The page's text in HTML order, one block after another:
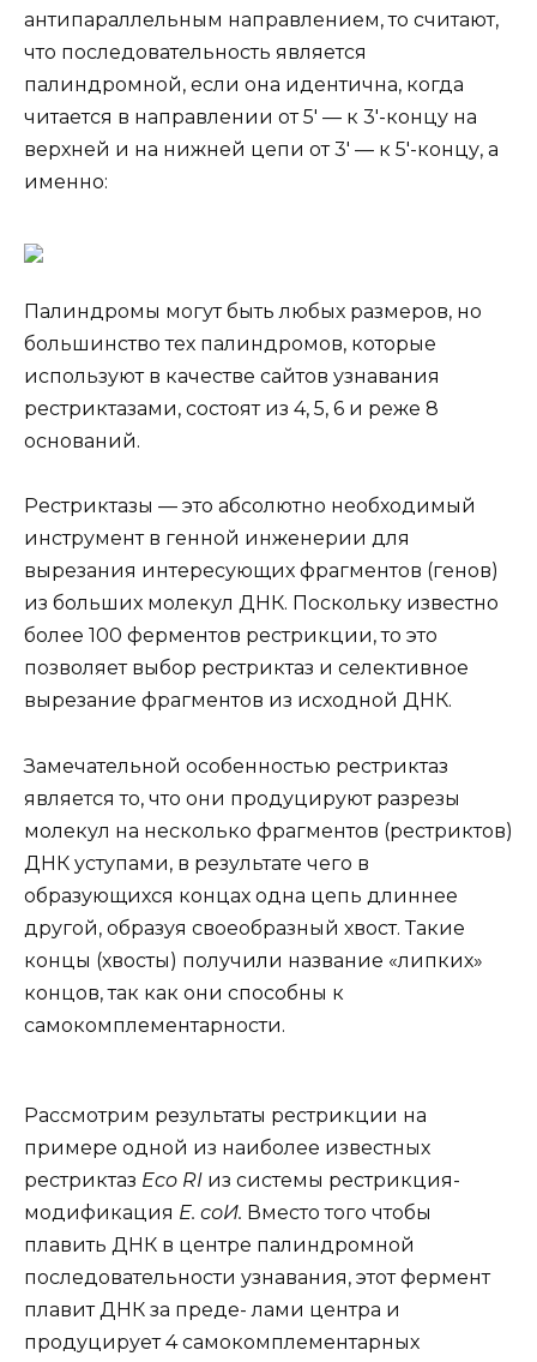
антипараллельным направлением, то считают,
что последовательность является
палиндромной, если она идентична, когда
читается в направлении от 5′ — к 3′-концу на
верхней и на нижней цепи от 3′ — к 5′-концу, а
именно:
Палиндромы могут быть любых размеров, но
большинство тех палиндромов, которые
используют в качестве сайтов узнавания
рестриктазами, состоят из 4, 5, 6 и реже 8
оснований.
Рестриктазы — это абсолютно необходимый
инструмент в генной инженерии для
вырезания интересующих фрагментов (генов)
из больших молекул ДНК. Поскольку известно
более 100 ферментов рестрикции, то это
позволяет выбор рестриктаз и селективное
вырезание фрагментов из исходной ДНК.
Замечательной особенностью рестриктаз
является то, что они продуцируют разрезы
молекул на несколько фрагментов (рестриктов)
ДНК уступами, в результате чего в
образующихся концах одна цепь длиннее
другой, образуя своеобразный хвост. Такие
концы (хвосты) получили название «липких»
концов, так как они способны к
самокомплементарности.
Рассмотрим результаты рестрикции на
примере одной из наиболее известных
рестриктаз Eco RI из системы рестрикция-
модификация Е. соИ. Вместо того чтобы
плавить ДНК в центре палиндромной
последовательности узнавания, этот фермент
плавит ДНК за преде- лами центра и
продуцирует 4 самокомплементарных